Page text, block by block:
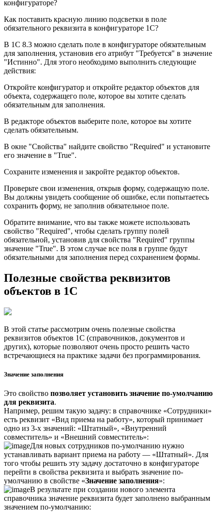
конфигураторе?
Как поставить красную линию подсветки в поле
обязательного реквизита в конфигураторе 1С?
В 1С 8.3 можно сделать поле в конфигураторе обязательным
для заполнения, установив его атрибут "Требуется" в значение
"Истинно". Для этого необходимо выполнить следующие
действия:
Откройте конфигуратор и откройте редактор объектов для
объекта, содержащего поле, которое вы хотите сделать
обязательным для заполнения.
В редакторе объектов выберите поле, которое вы хотите
сделать обязательным.
В окне "Свойства" найдите свойство "Required" и установите
его значение в "True".
Сохраните изменения и закройте редактор объектов.
Проверьте свои изменения, открыв форму, содержащую поле.
Вы должны увидеть сообщение об ошибке, если попытаетесь
сохранить форму, не заполнив обязательное поле.
Обратите внимание, что вы также можете использовать
свойство "Required", чтобы сделать группу полей
обязательной, установив для свойства "Required" группы
значение "True". В этом случае все поля в группе будут
обязательными для заполнения перед сохранением формы.
Полезные свойства реквизитов
объектов в 1С
В этой статье рассмотрим очень полезные свойства
реквизитов объектов 1С (справочников, документов и
других), которые позволяют очень просто решить часто
встречающиеся на практике задачи без программирования.
Значение заполнения
Это свойство позволяет установить значение по-умолчанию
для реквизита.
Например, решим такую задачу: в справочнике «Сотрудники»
есть реквизит «Вид приема на работу», который принимает
одно из 3-х значений: «Штатный», «Внутренний
совместитель» и «Внешний совместитель»:
Для новых сотрудников по-умолчанию нужно
устанавливать вариант приема на работу — «Штатный». Для
того чтобы решить эту задачу достаточно в конфигураторе
перейти в свойства реквизита и выбрать значение по-
умолчанию в свойстве «Значение заполнения»:
В результате при создании нового элемента
справочника значение реквизита будет заполнено выбранным
значением по-умолчанию: